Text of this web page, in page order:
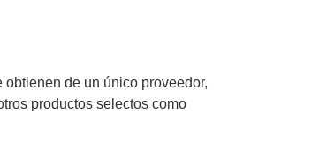
de un único proveedor,
productos selectos como